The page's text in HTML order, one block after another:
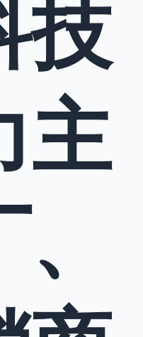
技
主